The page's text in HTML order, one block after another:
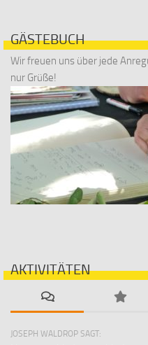
GÄSTEBUCH
Wir freuen uns über jede
nur Grüße!
AKTIVITÄTEN
JOSEPH WALDROP SAGT: